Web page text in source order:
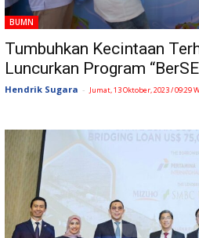
BUMN
Tumbuhkan Kecintaan
Luncurkan Program
Hendrik Sugara - Jumat, 13 Oktober, 2023 / 09:29